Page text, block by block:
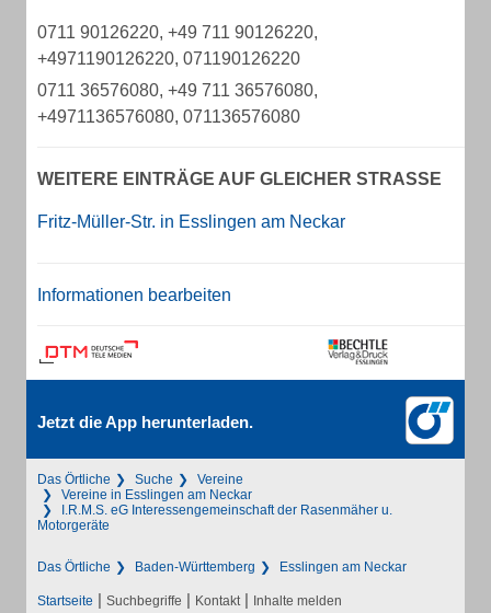
0711 90126220, +49 711 90126220,
+4971190126220, 071190126220
0711 36576080, +49 711 36576080,
+4971136576080, 071136576080
WEITERE EINTRÄGE AUF GLEICHER STRASSE
Fritz-Müller-Str. in Esslingen am Neckar
Informationen bearbeiten
Jetzt die App herunterladen.
Das Örtliche Suche
Vereine
Vereine in Esslingen am Neckar
I.R.M.S. eG Interessengemeinschaft der Rasenmäher u.
Motorgeräte
Das Örtliche Baden-Württemberg Esslingen am Neckar
Startseite | Suchbegriffe | Kontakt | Inhalte melden